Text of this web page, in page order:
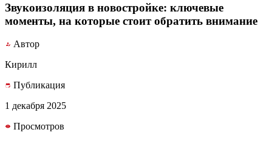
Звукоизоляция в новостройке: ключевые
моменты, на которые стоит обратить внимание
Автор
Кирилл
Публикация
1 декабря 2025
Просмотров